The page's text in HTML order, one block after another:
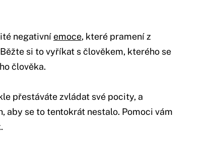
negativníemoce, které pramení z
si to vyříkat s člověkem, kterého se
člověka.
přestáváte zvládat své pocity, a
aby se to tentokrát nestalo. Pomoci vám